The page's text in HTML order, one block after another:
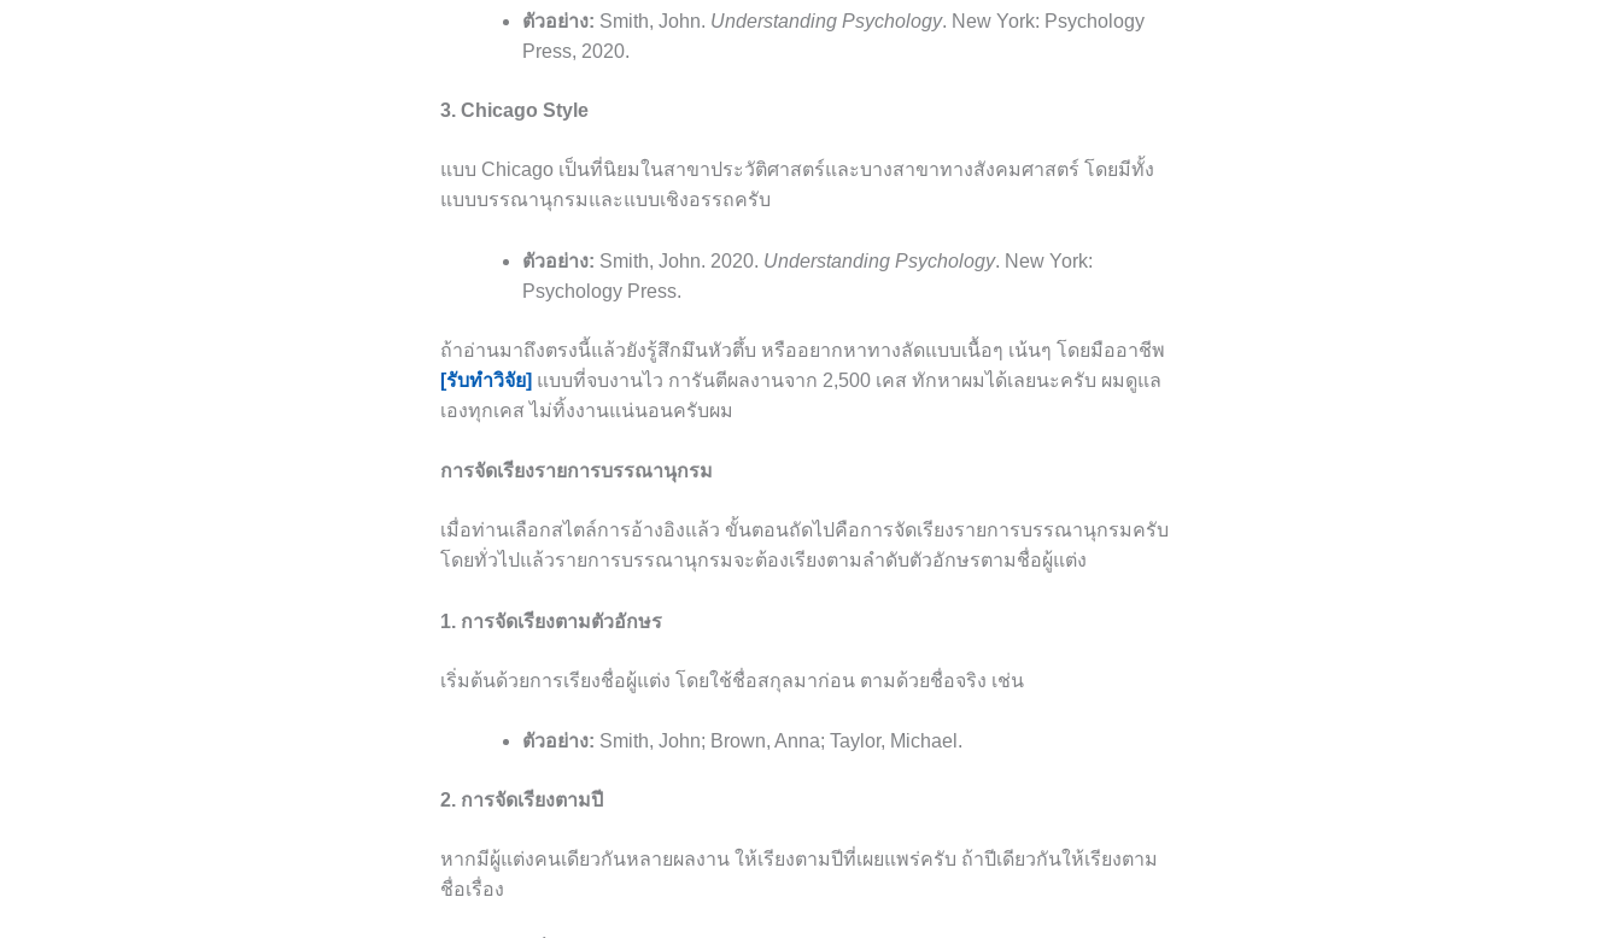
ตัวอย่าง: Smith, John. Understanding Psychology. New York: Psychology
Press, 2020.
3. Chicago Style
แบบ Chicago เป็นที่นิยมในสาขาประวัติศาสตร์และบางสาขาทางสังคมศาสตร์ โดยมีทั้ง
แบบบรรณานุกรมและแบบเชิงอรรถครับ
ตัวอย่าง: Smith, John. 2020. Understanding Psychology. New York:
Psychology Press.
ถ้าอ่านมาถึงตรงนี้แล้วยังรู้สึกมึนหัวตึ้บ หรืออยากหาทางลัดแบบเนื้อๆ เน้นๆ โดยมืออาชีพ
[รับทำวิจัย] แบบที่จบงานไว การันตีผลงานจาก 2,500 เคส ทักหาผมได้เลยนะครับ ผมดูแล
เองทุกเคส ไม่ทิ้งงานแน่นอนครับผม
การจัดเรียงรายการบรรณานุกรม
เมื่อท่านเลือกสไตล์การอ้างอิงแล้ว ขั้นตอนถัดไปคือการจัดเรียงรายการบรรณานุกรมครับ
โดยทั่วไปแล้วรายการบรรณานุกรมจะต้องเรียงตามลำดับตัวอักษรตามชื่อผู้แต่ง
1. การจัดเรียงตามตัวอักษร
เริ่มต้นด้วยการเรียงชื่อผู้แต่ง โดยใช้ชื่อสกุลมาก่อน ตามด้วยชื่อจริง เช่น
ตัวอย่าง: Smith, John; Brown, Anna; Taylor, Michael.
2. การจัดเรียงตามปี
หากมีผู้แต่งคนเดียวกันหลายผลงาน ให้เรียงตามปีที่เผยแพร่ครับ ถ้าปีเดียวกันให้เรียงตาม
ชื่อเรื่อง